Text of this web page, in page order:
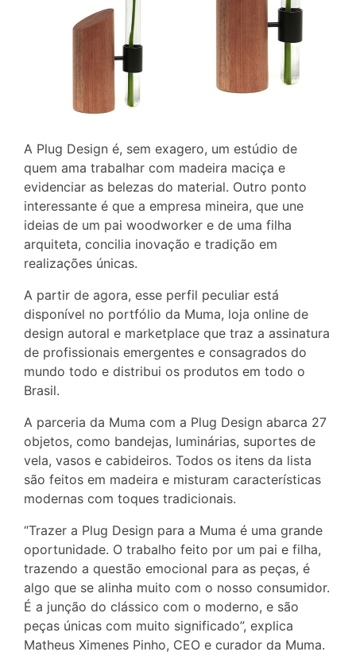
A Plug Design é, sem exagero, um estúdio de
quem ama trabalhar com madeira maciça e
evidenciar as belezas do material. Outro ponto
interessante é que a empresa mineira, que une
ideias de um pai woodworker e de uma filha
arquiteta, concilia inovação e tradição em
realizações únicas.
A partir de agora, esse perfil peculiar está
disponível no portfólio da Muma, loja online de
design autoral e marketplace que traz a assinatura
de profissionais emergentes e consagrados do
mundo todo e distribui os produtos em todo o
Brasil.
A parceria da Muma com a Plug Design abarca 27
objetos, como bandejas, luminárias, suportes de
vela, vasos e cabideiros. Todos os itens da lista
são feitos em madeira e misturam características
modernas com toques tradicionais.
“Trazer a Plug Design para a Muma é uma grande
oportunidade. O trabalho feito por um pai e filha,
trazendo a questão emocional para as peças, é
algo que se alinha muito com o nosso consumidor.
É a junção do clássico com o moderno, e são
peças únicas com muito significado”, explica
Matheus Ximenes Pinho, CEO e curador da Muma.